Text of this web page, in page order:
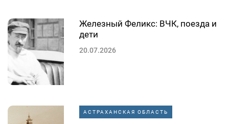
Железный Феликс: ВЧК, поезда и
дети
20.07.2026
АСТРАХАНСКАЯ ОБЛАСТЬ